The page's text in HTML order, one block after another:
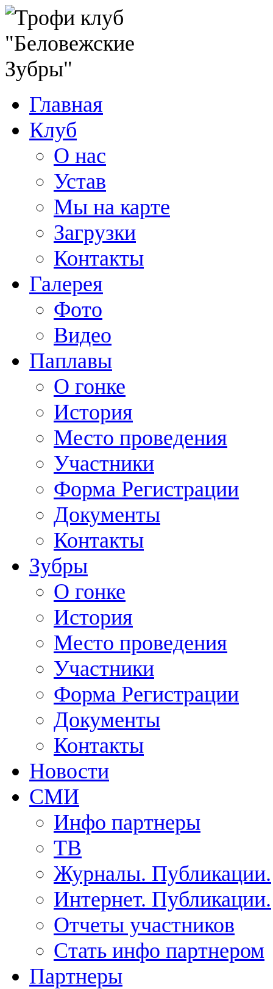
Главная
Клуб
О нас
Устав
Мы на карте
Загрузки
Контакты
Галерея
Фото
Видео
Паплавы
О гонке
История
Место проведения
Участники
Форма Регистрации
Документы
Контакты
Зубры
О гонке
История
Место проведения
Участники
Форма Регистрации
Документы
Контакты
Новости
СМИ
Инфо партнеры
ТВ
Журналы. Публикации.
Интернет. Публикации.
Отчеты участников
Стать инфо партнером
Партнеры